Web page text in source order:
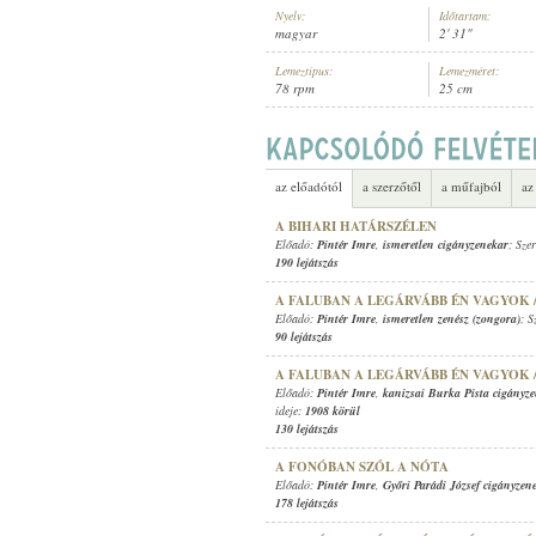
PINTÉR IMRE ,PARLAGI
Nyelv:
magyar
Időtartam:
2' 31"
Lemeztípus:
78 rpm
Lemezméret:
25 cm
az előadótól a szerzőtől a műfajból
A BIHARI HATÁRSZÉLEN
Előadó: Pintér Imre, ismeretlen cigányzenekar;
190 lejátszás
A FALUBAN A LEGÁRVÁBB ÉN
Előadó: Pintér Imre, ismeretlen zenész (zongora);
90 lejátszás
A FALUBAN A LEGÁRVÁBB ÉN
Előadó: Pintér Imre, kanizsai Burka Pista
ideje: 1908 körül
130 lejátszás
A FONÓBAN SZÓL A NÓTA
Előadó: Pintér Imre, Győri Parádi József
178 lejátszás